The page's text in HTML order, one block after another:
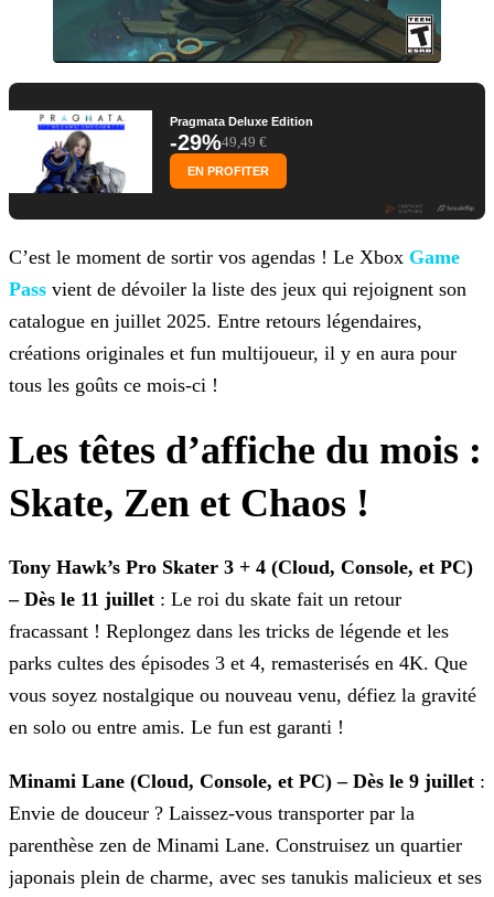
Pragmata Deluxe Edition
-29%49,49 €
EN PROFITER
C’est le moment de sortir vos agendas ! Le Xbox Game
Pass vient de dévoiler la liste des jeux qui rejoignent son
catalogue en juillet 2025. Entre retours légendaires,
créations originales et fun multijoueur, il y en aura pour
tous les goûts ce mois-ci !
Les têtes d’affiche du mois :
Skate, Zen et Chaos !
Tony Hawk’s Pro Skater 3 + 4 (Cloud, Console, et PC)
– Dès le 11 juillet : Le roi du skate fait un retour
fracassant ! Replongez dans les tricks de légende et les
parks cultes des épisodes 3 et 4, remasterisés en 4K. Que
vous soyez nostalgique ou nouveau venu, défiez la gravité
en solo ou entre amis. Le fun est garanti !
Minami Lane (Cloud, Console, et PC) – Dès le 9 juillet :
Envie de douceur ? Laissez-vous transporter par la
parenthèse zen de Minami Lane. Construisez un quartier
japonais plein de charme, avec ses tanukis malicieux et ses